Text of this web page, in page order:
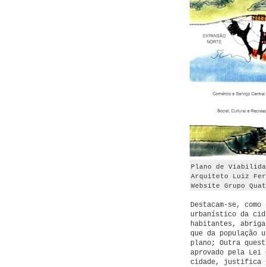
Plano de
Arquiteto Luiz
Website Grupo
Destacam-se,
urbanístico da
habitantes,
que da população
plano; Outra
aprovado pela Lei
cidade, justifica